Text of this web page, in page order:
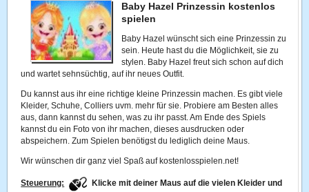
Baby Hazel Prinzessin kostenlos
spielen
Baby Hazel wünscht sich eine Prinzessin zu
sein. Heute hast du die Möglichkeit, sie zu
stylen. Baby Hazel freut sich schon auf dich
und wartet sehnsüchtig, auf ihr neues Outfit.
Du kannst aus ihr eine richtige kleine Prinzessin machen. Es gibt viele
Kleider, Schuhe, Colliers uvm. mehr für sie. Probiere am Besten alles
aus, dann kannst du sehen, was zu ihr passt. Am Ende des Spiels
kannst du ein Foto von ihr machen, dieses ausdrucken oder
abspeichern. Zum Spielen benötigst du lediglich deine Maus.
Wir wünschen dir ganz viel Spaß auf kostenlosspielen.net!
Steuerung: K licke mit deiner Maus auf die vielen Kleider und